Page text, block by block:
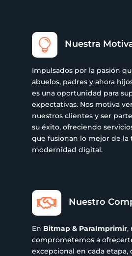
 Nuestra
Impulsados por la pasión
abuelos, padres y ahora
es una oportunidad para
expectativas. Nos motiva
nuestros clientes y ser
su éxito, ofreciendo
que fusionan lo mejor de la
modernidad digital.
 Nuestro
En Bitmap & ParaImprimir,
comprometemos a
excepcional en cada etapa,